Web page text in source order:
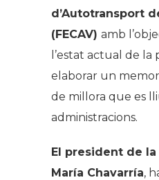
d’Autotransport
(FECAV) amb
l’estat actual de la
elaborar un
de millora que es
administracions.
El president de la
María Chavarría,